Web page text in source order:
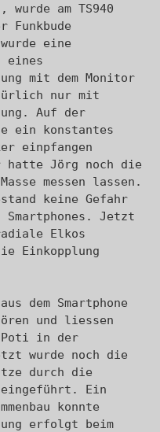
wurde am TS940
Funkbude
eine
eines
mit dem Monitor
nur mit
Auf der
ein konstantes
einpfangen
hatte Jörg noch die
messen lassen.
keine Gefahr
Jetzt
Elkos
Einkopplung
dem Smartphone
und liessen
Poti in der
wurde noch die
durch die
eingeführt. Ein
konnte
erfolgt beim